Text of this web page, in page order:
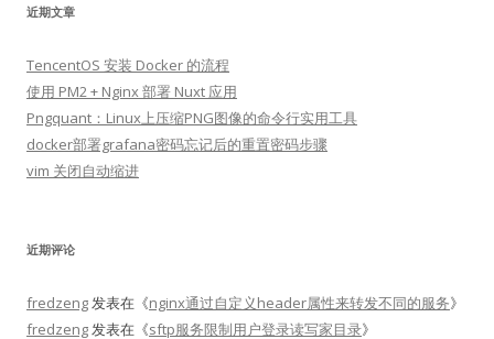
近期文章
TencentOS 安装 Docker 的流程
使用 PM2 + Nginx 部署 Nuxt 应用
Pngquant：Linux上压缩PNG图像的命令行实用工具
docker部署grafana密码忘记后的重置密码步骤
vim 关闭自动缩进
近期评论
fredzeng发表在《nginx通过自定义header属性来转发不同的服务》
fredzeng发表在《sftp服务限制用户登录读写家目录》